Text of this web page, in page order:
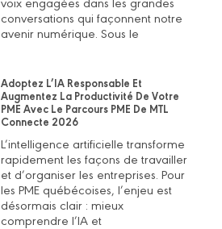
conversations qui façonnent notre
avenir numérique. Sous le
Adoptez L’IA Responsable Et
Augmentez La Productivité De Votre
PME Avec Le Parcours PME De MTL
Connecte 2026
L’intelligence artificielle transforme
rapidement les façons de travailler
et d’organiser les entreprises. Pour
les PME québécoises, l’enjeu est
désormais clair : mieux
comprendre l’IA et